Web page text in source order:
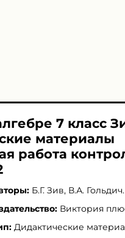
7 класс
материалы
работа
Б.Г. Зив, В.А. Гольдич.
Виктория
Дидактические